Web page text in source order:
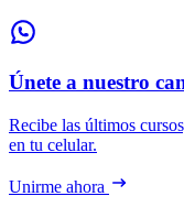
Únete a nuestro
Recibe las últimos
en tu celular.
Unirme ahora